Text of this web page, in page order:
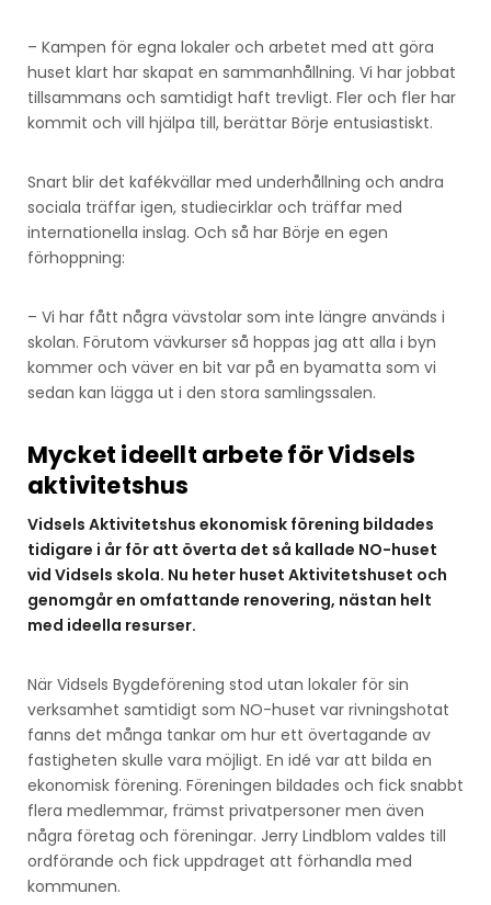
– Kampen för egna lokaler och arbetet med att göra
huset klart har skapat en sammanhållning. Vi har jobbat
tillsammans och samtidigt haft trevligt. Fler och fler har
kommit och vill hjälpa till, berättar Börje entusiastiskt.
Snart blir det kafékvällar med underhållning och andra
sociala träffar igen, studiecirklar och träffar med
internationella inslag. Och så har Börje en egen
förhoppning:
– Vi har fått några vävstolar som inte längre används i
skolan. Förutom vävkurser så hoppas jag att alla i byn
kommer och väver en bit var på en byamatta som vi
sedan kan lägga ut i den stora samlingssalen.
Mycket ideellt arbete för Vidsels
aktivitetshus
Vidsels Aktivitetshus ekonomisk förening bildades
tidigare i år för att överta det så kallade NO-huset
vid Vidsels skola. Nu heter huset Aktivitetshuset och
genomgår en omfattande renovering, nästan helt
med ideella resurser.
När Vidsels Bygdeförening stod utan lokaler för sin
verksamhet samtidigt som NO-huset var rivningshotat
fanns det många tankar om hur ett övertagande av
fastigheten skulle vara möjligt. En idé var att bilda en
ekonomisk förening. Föreningen bildades och fick snabbt
flera medlemmar, främst privatpersoner men även
några företag och föreningar. Jerry Lindblom valdes till
ordförande och fick uppdraget att förhandla med
kommunen.